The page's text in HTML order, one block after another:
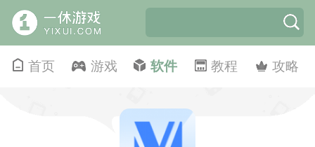
首页 游戏 软件 教程 攻略